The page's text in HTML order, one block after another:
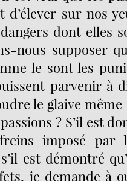
d’élever sur nos
dont elles
nous supposer
le sont les
parvenir à
le glaive
? S’il est
imposé par
est démontré
je demande à